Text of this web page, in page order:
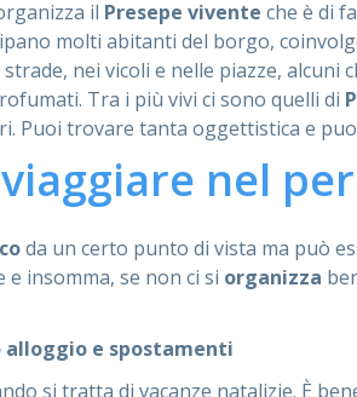
il Presepe vivente che è di
molti abitanti del borgo,
nei vicoli e nelle piazze,
Tra i più vivi ci sono quelli di
Puoi trovare tanta oggettistica e
nel
da un certo punto di vista ma può
insomma, se non ci si organizza
e spostamenti
si tratta di vacanze natalizie. È